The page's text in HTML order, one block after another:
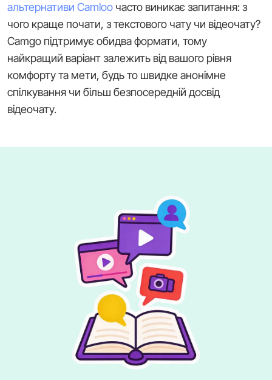
альтернативи Camloo часто виникає запитання: з
чого краще почати, з текстового чату чи відеочату?
Camgo підтримує обидва формати, тому
найкращий варіант залежить від вашого рівня
комфорту та мети, будь то швидке анонімне
спілкування чи більш безпосередній досвід
відеочату.